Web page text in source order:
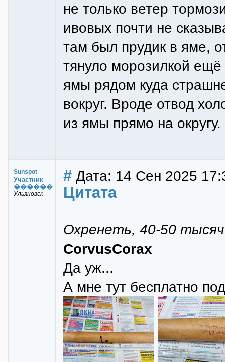
не только ветер
ивовых почти не
там был прудик в яме,
тянуло морозилкой ещё
ямы рядом куда
вокруг. Вроде отвод
из ямы прямо на округу.
Sunspot
Участник
������
Ульяновск
# Дата: 14 Сен 2025
Цитата
Охренеть, 40-50 тысяч
CorvusCorax
Да уж...
А мне тут бесплатно